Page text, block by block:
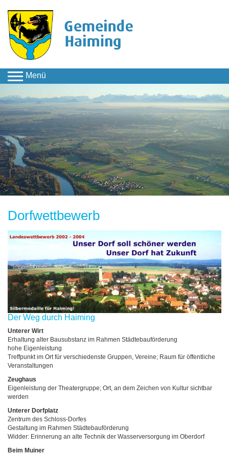
Menü
durch Haiming
Dorfwettbewerb
Der Weg durch Haiming
Unterer Wirt
Erhaltung alter Bausubstanz im Rahmen Städtebauförderung
hohe Eigenleistung
Treffpunkt im Ort für verschiedenste Gruppen, Vereine; Raum für öffentliche
Veranstaltungen
Zeughaus
Eigenleistung der Theatergruppe; Ort, an dem Zeichen von Kultur sichtbar
werden
Unterer Dorfplatz
Zentrum des Schloss-Dorfes
Gestaltung im Rahmen Städtebauförderung
Widder: Erinnerung an alte Technik der Wasserversorgung im Oberdorf
Beim Muiner